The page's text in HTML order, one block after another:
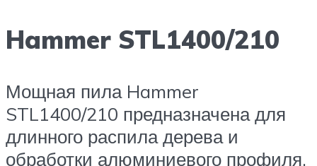
Hammer STL1400/210
Мощная пила Hammer
STL1400/210 предназначена для
длинного распила дерева и
обработки алюминиевого профиля.